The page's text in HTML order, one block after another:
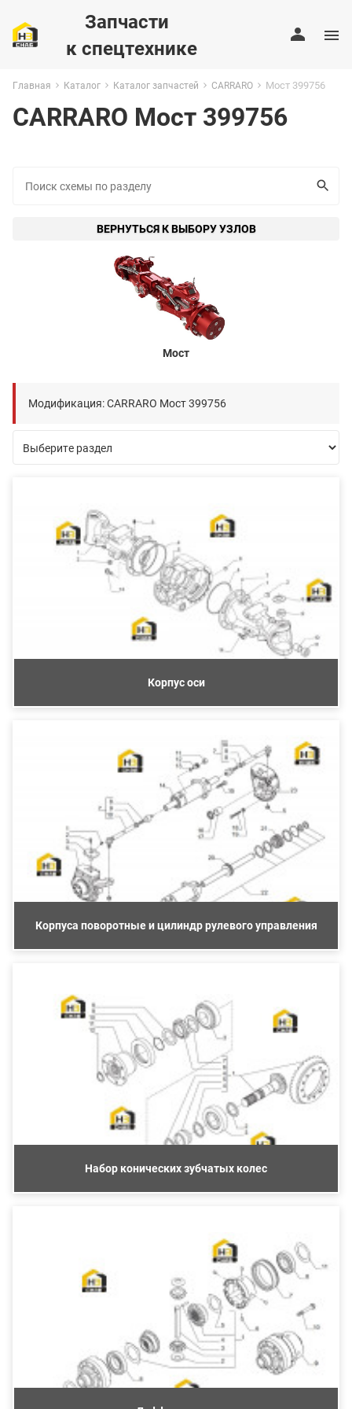
Запчасти
к спецтехнике
Главная Каталог Каталог запчастей CARRARO Мост 399756
CARRARO Мост 399756
ВЕРНУТЬСЯ К ВЫБОРУ УЗЛОВ
Мост
Модификация: CARRARO Мост 399756
Корпус оси
Корпуса поворотные и цилиндр рулевого управления
Набор конических зубчатых колес